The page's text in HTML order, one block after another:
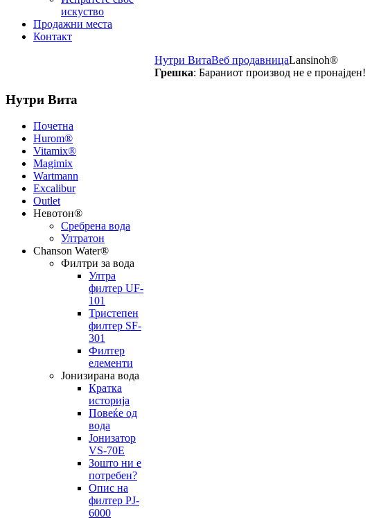
искуство
Продажни места
Контакт
Нутри ВитаВеб продавницаLansinoh®
Грешка: Бараниот производ не е пронајден!
Нутри Вита
Почетна
Hurom®
Vitamix®
Magimix
Wartmann
Excalibur
Outlet
Невотон®
Сребрена вода
Ултратон
Chanson Water®
Филтри за вода
Ултра
филтер UF-
101
Тристепен
филтер SF-
301
Филтер
елементи
Јонизирана вода
Кратка
историја
Повеќе од
вода
Јонизатор
VS-70E
Зошто ни е
потребен?
Опис на
филтер PJ-
6000